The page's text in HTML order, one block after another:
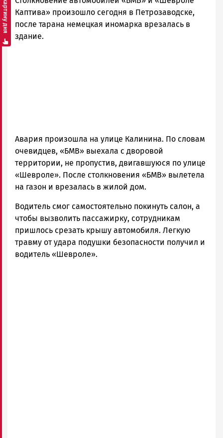
и
Карелии
|
Каптива» произошло сегодня в Петрозаводске,
после тарана немецкая иномарка врезалась в
здание.
Авария произошла на улице Калинина. По словам
очевидцев, «БМВ» выехала с дворовой
территории, не пропустив, двигавшуюся по улице
«Шевроле». После столкновения «БМВ» вылетела
на газон и врезалась в жилой дом.
Водитель смог самостоятельно покинуть салон, а
чтобы вызволить пассажирку, сотрудникам
пришлось срезать крышу автомобиля. Легкую
травму от удара подушки безопасности получил и
водитель «Шевроле».